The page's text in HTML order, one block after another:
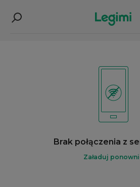
Brak połączenia z
Załaduj